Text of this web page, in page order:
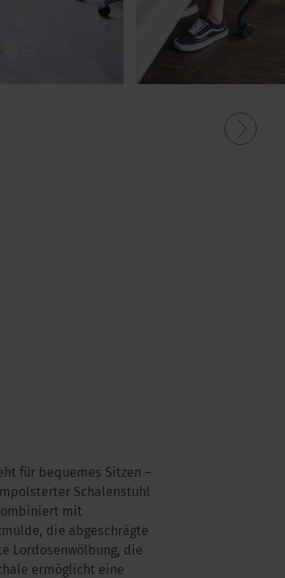
für bequemes Sitzen –
Schalenstuhl
mit
die abgeschrägte
Lordosenwölbung, die
ermöglicht eine